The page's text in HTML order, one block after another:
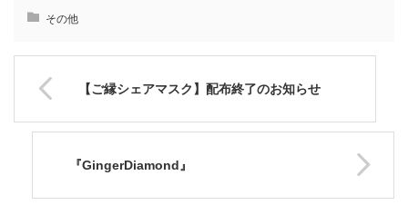
その他
【ご縁シェアマスク】配布終了のお知らせ
『GingerDiamond』